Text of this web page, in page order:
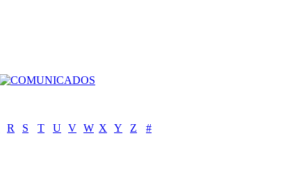
R S T U V W X Y Z #